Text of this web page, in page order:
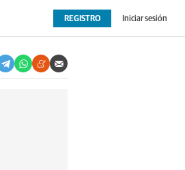
REGISTRO Iniciar sesión